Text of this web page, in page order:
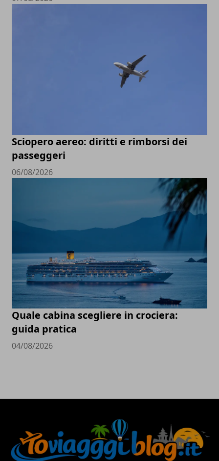
Sciopero aereo: diritti e rimborsi dei
passeggeri
06/08/2026
Quale cabina scegliere in crociera:
guida pratica
04/08/2026